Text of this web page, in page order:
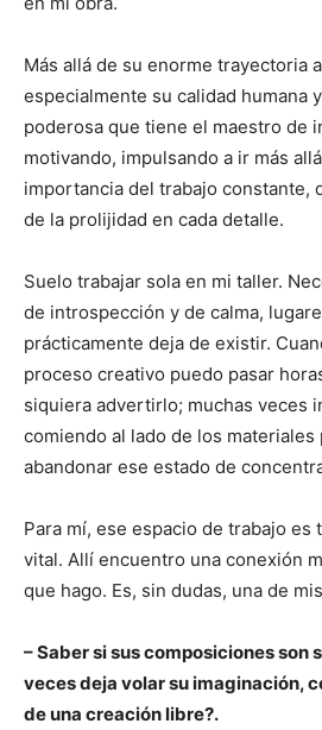
Más allá de su enorme trayectoria
especialmente su calidad humana
poderosa que tiene el maestro de
motivando, impulsando a ir más
importancia del trabajo constante,
de la prolijidad en cada detalle.
Suelo trabajar sola en mi taller.
de introspección y de calma,
prácticamente deja de existir.
proceso creativo puedo pasar
siquiera advertirlo; muchas veces
comiendo al lado de los
abandonar ese estado de
Para mí, ese espacio de trabajo es
vital. Allí encuentro una conexión
que hago. Es, sin dudas, una de
– Saber si sus composiciones son
veces deja volar su imaginación,
de una creación libre?.